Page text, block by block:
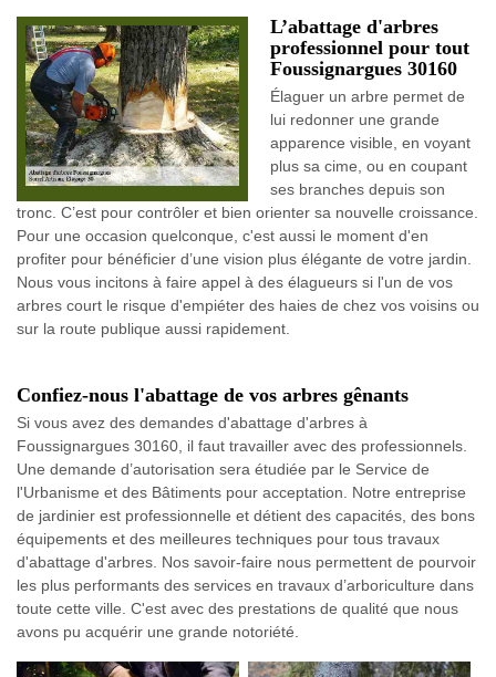
L’abattage d'arbres
professionnel pour tout
Foussignargues 30160
Élaguer un arbre permet de
lui redonner une grande
apparence visible, en voyant
plus sa cime, ou en coupant
ses branches depuis son
tronc. C’est pour contrôler et bien orienter sa nouvelle croissance.
Pour une occasion quelconque, c'est aussi le moment d'en
profiter pour bénéficier d’une vision plus élégante de votre jardin.
Nous vous incitons à faire appel à des élagueurs si l'un de vos
arbres court le risque d'empiéter des haies de chez vos voisins ou
sur la route publique aussi rapidement.
Confiez-nous l'abattage de vos arbres gênants
Si vous avez des demandes d'abattage d'arbres à
Foussignargues 30160, il faut travailler avec des professionnels.
Une demande d’autorisation sera étudiée par le Service de
l'Urbanisme et des Bâtiments pour acceptation. Notre entreprise
de jardinier est professionnelle et détient des capacités, des bons
équipements et des meilleures techniques pour tous travaux
d'abattage d'arbres. Nos savoir-faire nous permettent de pourvoir
les plus performants des services en travaux d’arboriculture dans
toute cette ville. C'est avec des prestations de qualité que nous
avons pu acquérir une grande notoriété.